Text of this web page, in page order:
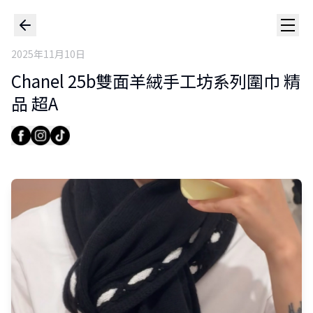
2025年11月10日
Chanel 25b雙面羊絨手工坊系列圍巾 精
品 超A